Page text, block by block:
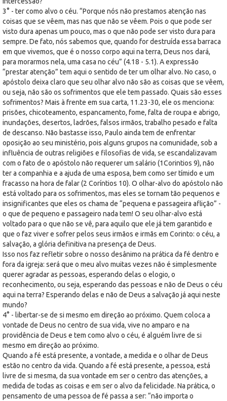
3° - ter como alvo o céu. “Porque nós não prestamos atenção nas
coisas que se vêem, mas nas que não se vêem. Pois o que pode ser
visto dura apenas um pouco, mas o que não pode ser visto dura para
sempre. De fato, nós sabemos que, quando for destruída essa barraca
em que vivemos, que é o nosso corpo aqui na terra, Deus nos dará,
para morarmos nela, uma casa no céu” (4.18 - 5.1). A expressão
“prestar atenção” tem aqui o sentido de ter um olhar alvo. No caso, o
apóstolo deixa claro que seu olhar alvo não são as coisas que se vêem,
ou seja, não são os sofrimentos que ele tem passado. Quais são esses
sofrimentos? Mais à frente em sua carta, 11.23-30, ele os menciona:
prisões, chicoteamento, espancamento, fome, falta de roupa e abrigo,
inundações, desertos, ladrões, falsos irmãos, trabalho pesado e falta
de descanso. Não bastasse isso, Paulo ainda tem de enfrentar
oposição ao seu ministério, pois alguns grupos na comunidade, sob a
influência de outras religiões e filosofias de vida, se escandalizavam
com o fato de o apóstolo não requerer um salário (1Corintios 9), não
ter a companhia e a ajuda de uma esposa, bem como ser tímido e um
fracasso na hora de falar (2 Coríntios 10). O olhar-alvo do apóstolo não
está voltado para os sofrimentos, mas eles se tornam tão pequenos e
insignificantes que eles os chama de “pequena e passageira aflição” -
o que de pequeno e passageiro nada tem! O seu olhar-alvo está
voltado para o que não se vê, para aquilo que ele já tem garantido e
que o faz viver e sofrer pelos seus irmãos e irmãs em Corinto: o céu, a
salvação, a glória definitiva na presença de Deus.
Isso nos faz refletir sobre o nosso desânimo na prática da fé dentro e
fora da igreja: será que o meu alvo muitas vezes não é simplesmente
querer agradar as pessoas, esperando delas o elogio, o
reconhecimento, ou seja, esperando das pessoas e não de Deus o céu
aqui na terra? Esperando delas e não de Deus a salvação já aqui neste
mundo?
4° - libertar-se de si mesmo em direção ao próximo. Quem coloca a
vontade de Deus no centro de sua vida, vive no amparo e na
providência de Deus e tem como alvo o céu, é alguém livre de si
mesmo em direção ao próximo.
Quando a fé está presente, a vontade, a medida e o olhar de Deus
estão no centro da vida. Quando a fé está presente, a pessoa, está
livre de si mesma, da sua vontade em ser o centro das atenções, a
medida de todas as coisas e em ser o alvo da felicidade. Na prática, o
pensamento de uma pessoa de fé passa a ser: “não importa o